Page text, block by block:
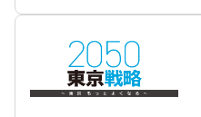
ーマを決定し、助成事業
開始しますので、お知ら